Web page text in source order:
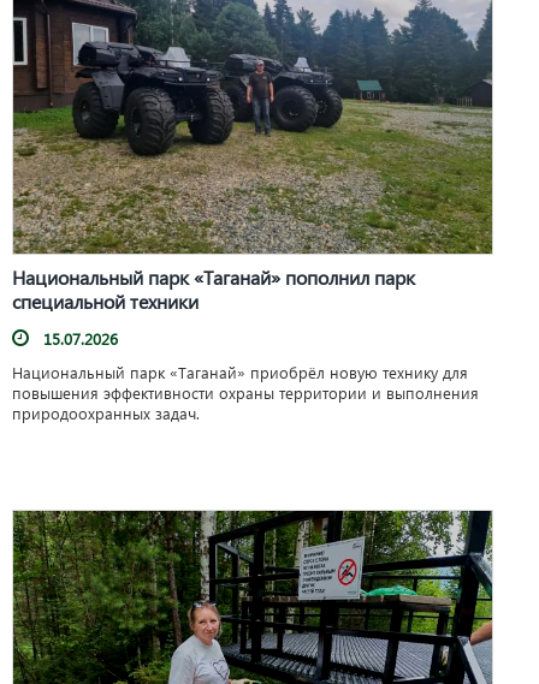
Национальный парк «Таганай» пополнил парк
специальной техники
15.07.2026
Национальный парк «Таганай» приобрёл новую технику для
повышения эффективности охраны территории и выполнения
природоохранных задач.